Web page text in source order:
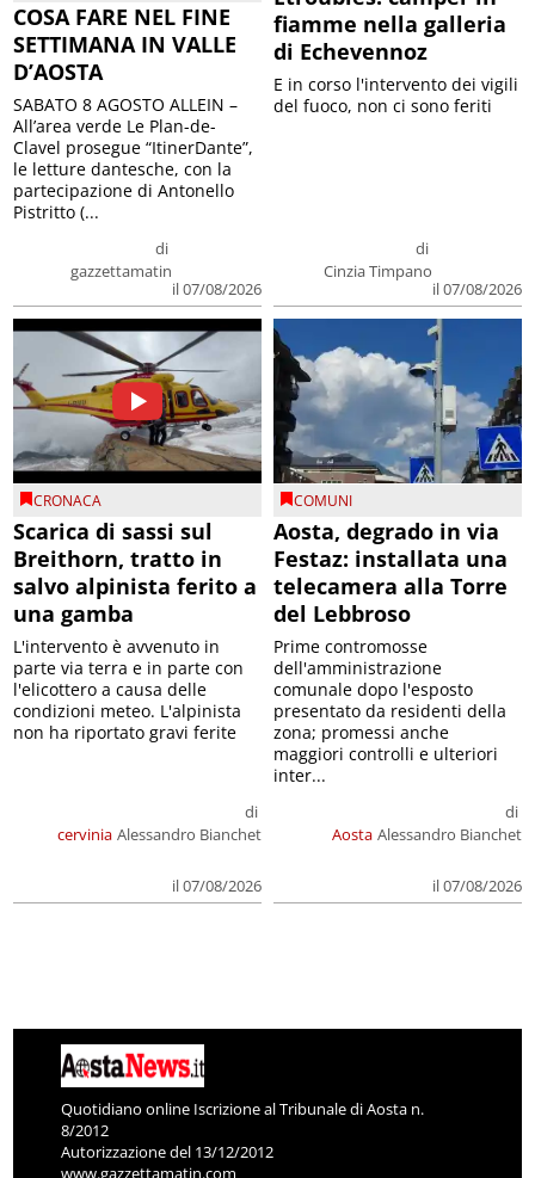
COSA FARE NEL FINE
SETTIMANA IN VALLE
D’AOSTA
di
gazzettamatin
il 07/08/2026
SABATO 8 AGOSTO ALLEIN –
All’area verde Le Plan-de-
Clavel prosegue “ItinerDante”,
le letture dantesche, con la
partecipazione di Antonello
Pistritto (...
fiamme nella galleria
di Echevennoz
di
Cinzia Timpano
il 07/08/2026
E in corso l'intervento dei vigili
del fuoco, non ci sono feriti
CRONACA
Scarica di sassi sul
Breithorn, tratto in
salvo alpinista ferito a
una gamba
cervinia
di
Alessandro Bianchet
il 07/08/2026
L'intervento è avvenuto in
parte via terra e in parte con
l'elicottero a causa delle
condizioni meteo. L'alpinista
non ha riportato gravi ferite
COMUNI
Aosta, degrado in via
Festaz: installata una
telecamera alla Torre
del Lebbroso
Aosta
di
Alessandro Bianchet
il 07/08/2026
Prime contromosse
dell'amministrazione
comunale dopo l'esposto
presentato da residenti della
zona; promessi anche
maggiori controlli e ulteriori
inter...
Quotidiano online Iscrizione al Tribunale di Aosta n.
8/2012
Autorizzazione del 13/12/2012